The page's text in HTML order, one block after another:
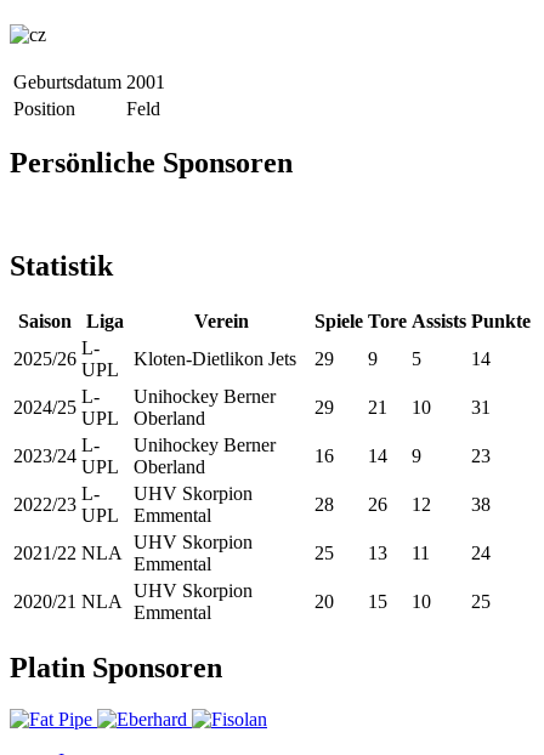
Geburtsdatum 2001
Position
Feld
Persönliche Sponsoren
Statistik
Saison Liga Verein Spiele Tore Assists Punkte
2025/26
L-
UPL
Kloten-Dietlikon Jets 29 9 5 14
2024/25
L-
UPL
Unihockey Berner
Oberland
29 21 10 31
2023/24
L-
UPL
Unihockey Berner
Oberland
16 14 9 23
2022/23
L-
UPL
UHV Skorpion
Emmental
28 26 12 38
2021/22 NLA
UHV Skorpion
Emmental
25 13 11 24
2020/21 NLA
UHV Skorpion
Emmental
20 15 10 25
Platin Sponsoren